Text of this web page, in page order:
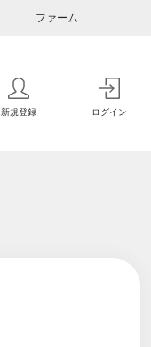
ファーム
新規登録 ログイン